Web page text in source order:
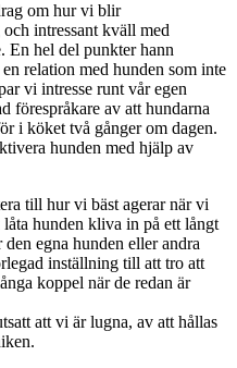
om hur vi blir
intressant kväll med
En hel del punkter hann
relation med hunden som inte
vi intresse runt vår egen
förespråkare av att hundarna
i köket två gånger om dagen.
hunden med hjälp av
till hur vi bäst agerar när vi
hunden kliva in på ett långt
egna hunden eller andra
inställning till att tro att
koppel när de redan är
att vi är lugna, av att hållas